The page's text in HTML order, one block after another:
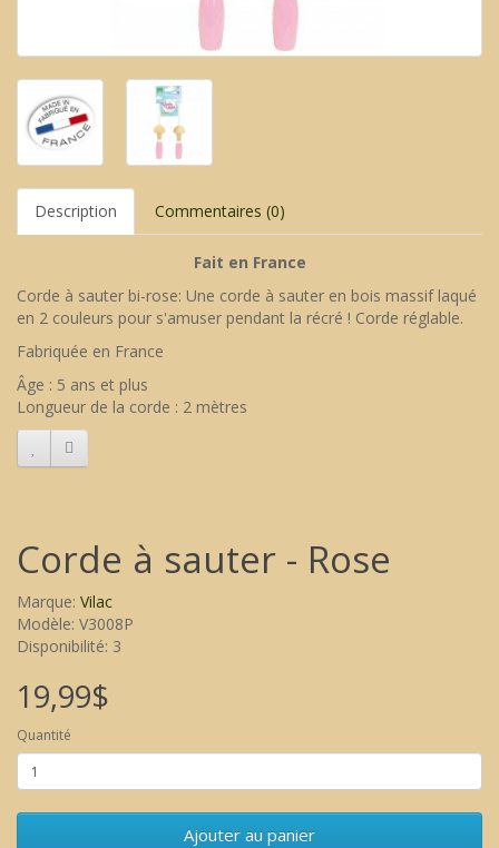
Description Commentaires (0)
Fait en France
Corde à sauter bi-rose: Une corde à sauter en bois massif laqué
en 2 couleurs pour s'amuser pendant la récré ! Corde réglable.
Fabriquée en France
Âge : 5 ans et plus
Longueur de la corde : 2 mètres
Corde à sauter - Rose
Marque: Vilac
Modèle: V3008P
Disponibilité: 3
19,99$
Quantité
Ajouter au panier